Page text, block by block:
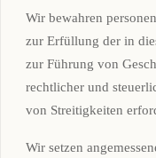
Wir bewahren
zur Erfüllung der in
zur Führung von
rechtlicher und
von Streitigkeiten
Wir setzen